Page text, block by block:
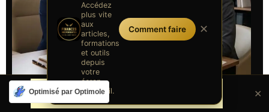
Optimisé par Optimole ✕
Accédez
plus vite
aux
articles,
formations
et outils
depuis
votre
écran
d'accueil.
Comment faire ✕